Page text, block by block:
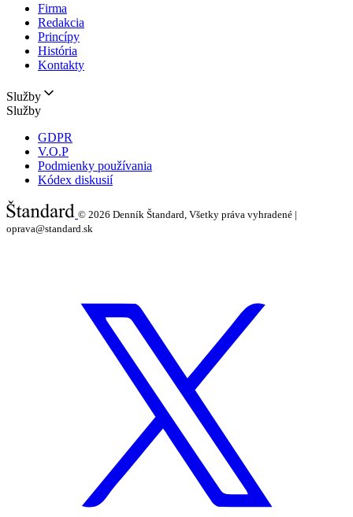
Firma
Redakcia
Princípy
História
Kontakty
Služby
Služby
GDPR
V.O.P
Podmienky používania
Kódex diskusií
© 2026 Denník Štandard, Všetky práva vyhradené |
oprava@standard.sk